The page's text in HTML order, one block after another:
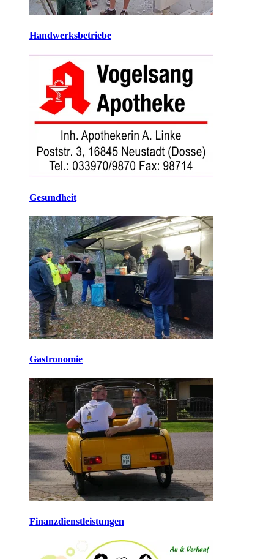
Handwerksbetriebe
Gesundheit
Gastronomie
Finanzdienstleistungen